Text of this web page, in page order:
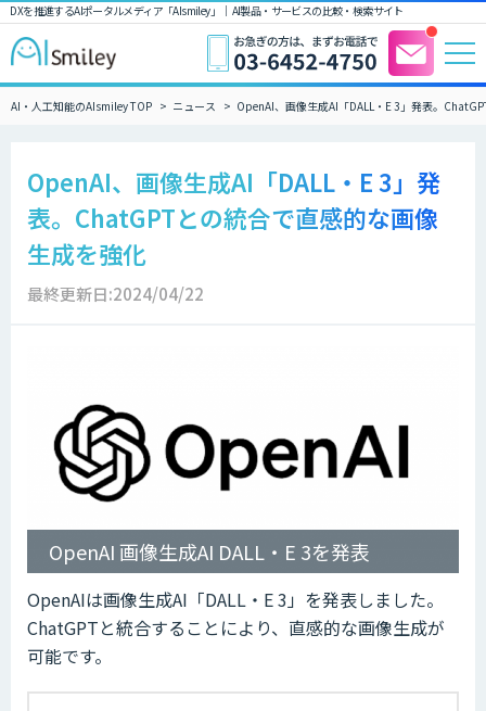
DXを推進するAIポータルメディア「AIsmiley」｜ AI製品・サービスの比較・検索サイト
AI・人工知能のAIsmiley TOP ニュース OpenAI、画像生成AI「DALL・E 3」発表。
OpenAI、画像生成AI「DALL・E 3」発
表。ChatGPTとの統合で直感的な画像
生成を強化
最終更新日:2024/04/22
OpenAI 画像生成AI DALL・E 3を発表
OpenAIは画像生成AI「DALL・E 3」を発表しました。
ChatGPTと統合することにより、直感的な画像生成が
可能です。